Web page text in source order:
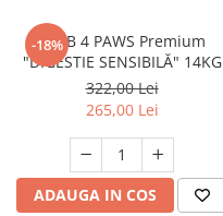
-18%
CLUB 4 PAWS Premium
"DIGESTIE SENSIBILĂ" 14KG
322,00 Lei
265,00 Lei
ADAUGA IN COS